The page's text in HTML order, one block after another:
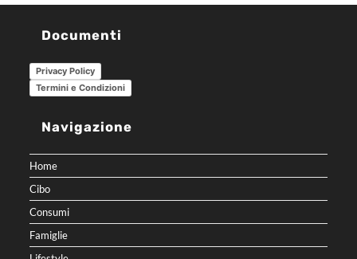
Documenti
Privacy Policy
Termini e Condizioni
Navigazione
Home
Cibo
Consumi
Famiglie